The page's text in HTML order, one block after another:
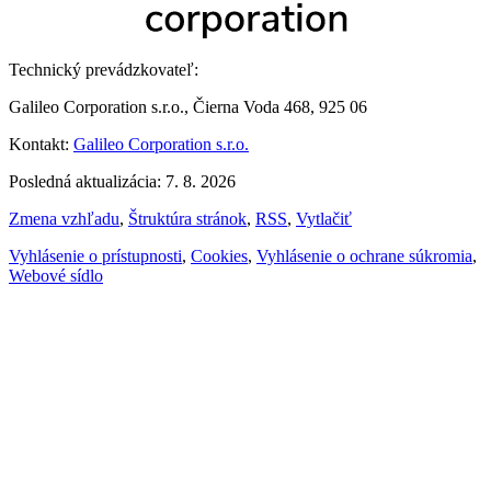
Technický prevádzkovateľ:
Galileo Corporation s.r.o., Čierna Voda 468, 925 06
Kontakt: Galileo Corporation s.r.o.
Posledná aktualizácia: 7. 8. 2026
Zmena vzhľadu, Štruktúra stránok, RSS, Vytlačiť
Vyhlásenie o prístupnosti, Cookies, Vyhlásenie o ochrane súkromia,
Webové sídlo